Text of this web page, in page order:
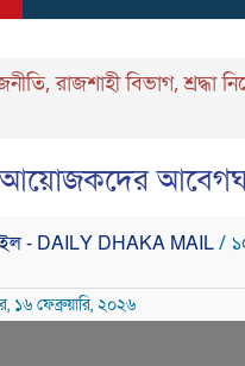
,রাজশাহী বিভাগ,শ্রদ্ধা
আয়োজকদের
- DAILY DHAKA MAIL/
ফেব্রুয়ারি, ২০২৬